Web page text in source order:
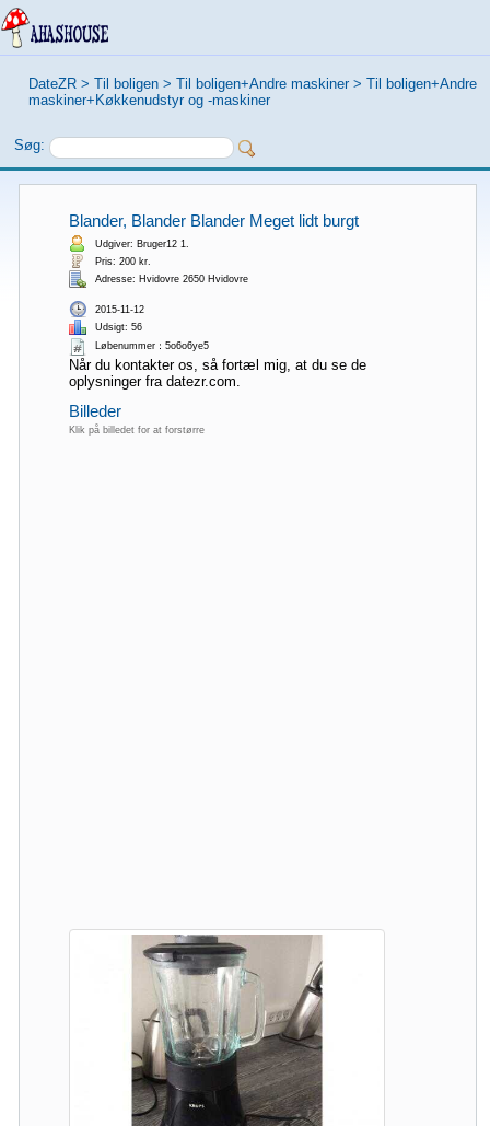
DateZR > Til boligen > Til boligen+Andre maskiner > Til boligen+Andre
maskiner+Køkkenudstyr og -maskiner
Søg:
Blander, Blander Blander Meget lidt burgt
Udgiver: Bruger12 1.
Pris: 200 kr.
Adresse: Hvidovre 2650 Hvidovre
2015-11-12
Udsigt: 56
Løbenummer：5o6o6ye5
Når du kontakter os, så fortæl mig, at du se de
oplysninger fra datezr.com.
Billeder
Klik på billedet for at forstørre